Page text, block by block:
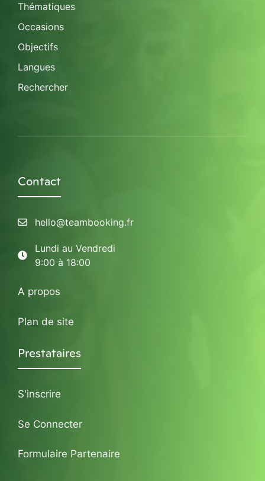
Thématiques
Occasions
Objectifs
Langues
Rechercher
Contact
hello@teambooking.fr
Lundi au Vendredi
9:00 à 18:00
A propos
Plan de site
Prestataires
S'inscrire
Se Connecter
Formulaire Partenaire